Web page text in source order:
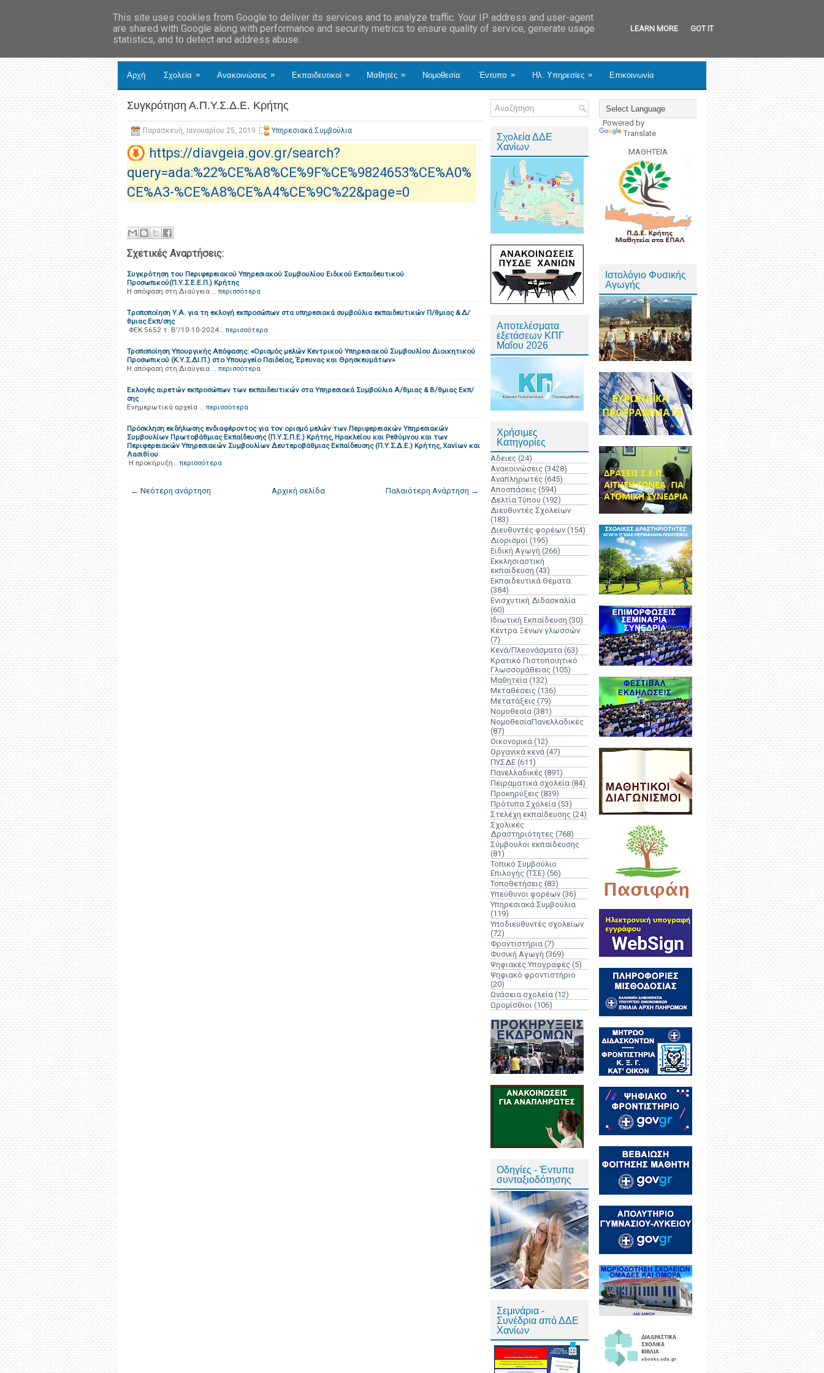
Αρχή Σχολεία » Ανακοινώσεις » Εκπαιδευτικοί » Μαθητές » Νομοθεσία Έντυπα » Ηλ. Υπηρεσίες » Επικοινωνία
Συγκρότηση Α.Π.Υ.Σ.Δ.Ε. Κρήτης
Παρασκευή, Ιανουαρίου 25, 2019 Υπηρεσιακά Συμβούλια
https://diavgeia.gov.gr/search?
query=ada:%22%CE%A8%CE%9F%CE%9824653%CE%A0%
CE%A3-%CE%A8%CE%A4%CE%9C%22&page=0
Σχετικές Αναρτήσεις:
Συγκρότηση του Περιφερειακού Υπηρεσιακού Συμβουλίου Ειδικού Εκπαιδευτικού
Προσωπικού(Π.Υ.Σ.Ε.Ε.Π.) Κρήτης
Η απόφαση στη Διαύγεια … περισσότερα
Tροποποίηση Υ.Α. για τη εκλογή εκπροσώπων στα υπηρεσιακά συμβούλια εκπαιδευτικών Π/θμιας & Δ/
θμιας Εκπ/σης
ΦΕΚ 5652 τ. Β'/10-10-2024… περισσότερα
Τροποποίηση Υπουργικής Απόφασης: «Ορισμός μελών Κεντρικού Υπηρεσιακού Συμβουλίου Διοικητικού
Προσωπικού (Κ.Υ.Σ.ΔΙ.Π.) στο Υπουργείο Παιδείας, Έρευνας και Θρησκευμάτων»
Η απόφαση στη Διαύγεια … περισσότερα
Εκλογές αιρετών εκπροσώπων των εκπαιδευτικών στα Υπηρεσιακά Συμβούλια Α/θμιας & Β/θμιας Εκπ/
σης
Ενημερωτικά αρχεία … περισσότερα
Πρόσκληση εκδήλωσης ενδιαφέροντος για τον ορισμό μελών των Περιφερειακών Υπηρεσιακών
Συμβουλίων Πρωτοβάθμιας Εκπαίδευσης (Π.Υ.Σ.Π.Ε.) Κρήτης, Ηρακλείου και Ρεθύμνου και των
Περιφερειακών Υπηρεσιακών Συμβουλίων Δευτεροβάθμιας Εκπαίδευσης (Π.Υ.Σ.Δ.Ε.) Κρήτης, Χανίων και
Λασιθίου
H προκήρυξη… περισσότερα
← Νεότερη ανάρτηση Παλαιότερη Ανάρτηση →
Αρχική σελίδα
Σχολεία ΔΔΕ
Χανίων
Αποτελέσματα
εξετάσεων ΚΠΓ
Μαΐου 2026
Χρήσιμες
Κατηγορίες
Άδειες (24)
Ανακοινώσεις (3428)
Αναπληρωτές (645)
Αποσπάσεις (594)
Δελτία Τύπου (192)
Διευθυντές Σχολείων
(183)
Διευθυντές φορέων (154)
Διορισμοί (195)
Ειδική Αγωγή (266)
Εκκλησιαστική
εκπαίδευση (43)
Εκπαιδευτικά Θέματα
(384)
Ενισχυτική Διδασκαλία
(60)
Ιδιωτική Εκπαίδευση (30)
Κέντρα Ξένων γλωσσών
(7)
Κενά/Πλεονάσματα (63)
Κρατικό Πιστοποιητικό
Γλωσσομάθειας (105)
Μαθητεία (132)
Μεταθέσεις (136)
Μετατάξεις (79)
Νομοθεσία (381)
ΝομοθεσίαΠανελλαδικές
(87)
Οικονομικά (12)
Οργανικά κενά (47)
ΠΥΣΔΕ (611)
Πανελλαδικές (891)
Πειραματικά σχολεία (84)
Προκηρύξεις (839)
Πρότυπα Σχολεία (53)
Στελέχη εκπαίδευσης (24)
Σχολικές
Δραστηριότητες (768)
Σύμβουλοι εκπαίδευσης
(81)
Τοπικό Συμβούλιο
Επιλογής (ΤΣΕ) (56)
Τοποθετήσεις (83)
Υπεύθυνοι φορέων (36)
Υπηρεσιακά Συμβούλια
(119)
Υποδιευθυντές σχολείων
(72)
Φροντιστήρια (7)
Φυσική Αγωγή (369)
Ψηφιακές Υπογραφές (5)
Ψηφιακό φροντιστήριο
(20)
Ωνάσεια σχολεία (12)
Ωρομίσθιοι (106)
Οδηγίες - Έντυπα
συνταξιοδότησης
Σεμινάρια -
Συνέδρια από ΔΔΕ
Χανίων
Powered by
Translate
ΜΑΘΗΤΕΙΑ
Ιστολόγιο Φυσικής
Αγωγής
This site uses cookies from Google to deliver its services and to analyze traffic. Your IP address and user-agent
are shared with Google along with performance and security metrics to ensure quality of service, generate usage
statistics, and to detect and address abuse.
LEARN MORE GOT IT